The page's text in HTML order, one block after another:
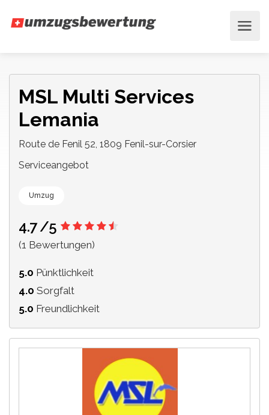
MSL Multi Services
Lemania
Route de Fenil 52, 1809 Fenil-sur-Corsier
Serviceangebot
Umzug
4.7/5
(1 Bewertungen)
5.0 Pünktlichkeit
4.0 Sorgfalt
5.0 Freundlichkeit